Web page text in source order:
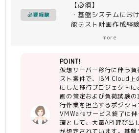
主に負荷テストのテ
実施、
その後の移行作業を
募集いたします。
必要経験
【必須】
・基盤システムにお
能テスト計画作成経験
した負荷テスト、性
【尚可】
・クラウド環境での
業務経験
more
POINT!
仮想サーバー移行に伴う負
スト案件で、IBM Cloud上
にした移行プロジェクト
画の策定および負荷試験
行作業を担当するポジショ
VMWareサービス終了に伴
環として、大量API呼び出
が想定されています。基盤